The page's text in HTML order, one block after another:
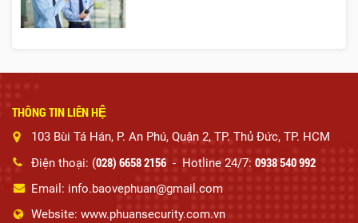
THÔNG TIN LIÊN HỆ
103 Bùi Tá Hán, P. An Phú, Quận 2, TP. Thủ Đức, TP. HCM
Điện thoại: (028) 6658 2156 - Hotline 24/7: 0938 540 992
Email: info.baovephuan@gmail.com
Website: www.phuansecurity.com.vn